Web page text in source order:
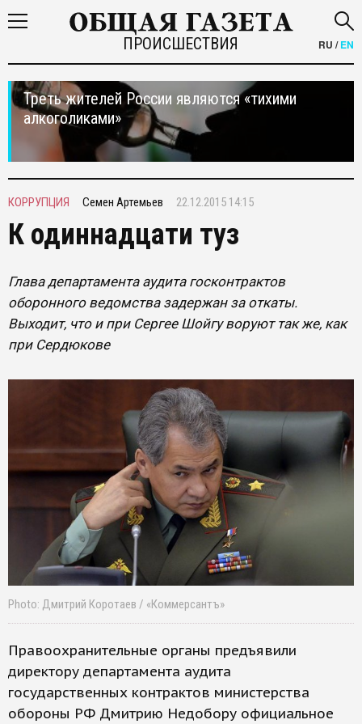
ПРОИСШЕСТВИЯ RU /EN
Треть жителей России являются «тихими
алкоголиками»
КОРРУПЦИЯ Семен Артемьев 22.12.2015 14:15
К одиннадцати туз
Глава департамента аудита госконтрактов
оборонного ведомства задержан за откаты.
Выходит, что и при Сергее Шойгу воруют так же, как
при Сердюкове
Photo: Дмитрий Коротаев / «Коммерсантъ»
Правоохранительные органы предъявили
директору департамента аудита
государственных контрактов министерства
обороны РФ Дмитрию Недобору официальное